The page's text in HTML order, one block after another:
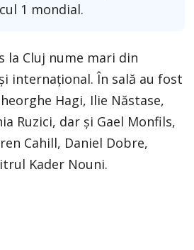
1 mondial.
la Cluj nume mari din
internațional. În sală au fost
Hagi, Ilie Năstase,
Ruzici, dar și Gael Monfils,
Cahill, Daniel Dobre,
Kader Nouni.